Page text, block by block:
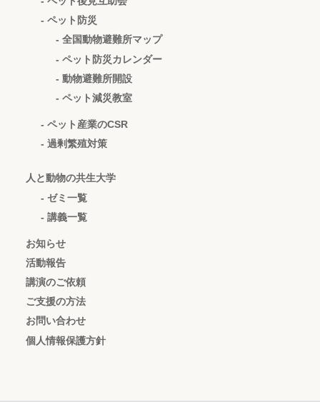
- ペット防災
- 全国動物避難所マップ
- ペット防災カレンダー
- 動物避難所開設
- ペット減災教室
- ペット産業のCSR
- 過剰繁殖対策
人と動物の共生大学
- ゼミ一覧
- 講義一覧
お知らせ
活動報告
講演のご依頼
ご支援の方法
お問い合わせ
個人情報保護方針